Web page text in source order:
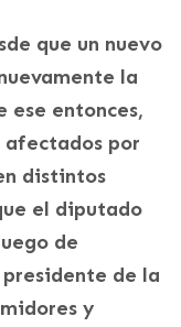
que un nuevo
la
ese entonces,
afectados por
distintos
el diputado
de
presidente de la
y